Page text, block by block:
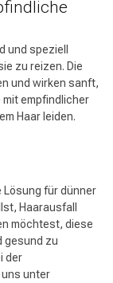
und speziell
zu reizen. Die
und wirken sanft,
mit empfindlicher
Haar leiden.
Lösung für dünner
Haarausfall
möchtest, diese
gesund zu
der
uns unter